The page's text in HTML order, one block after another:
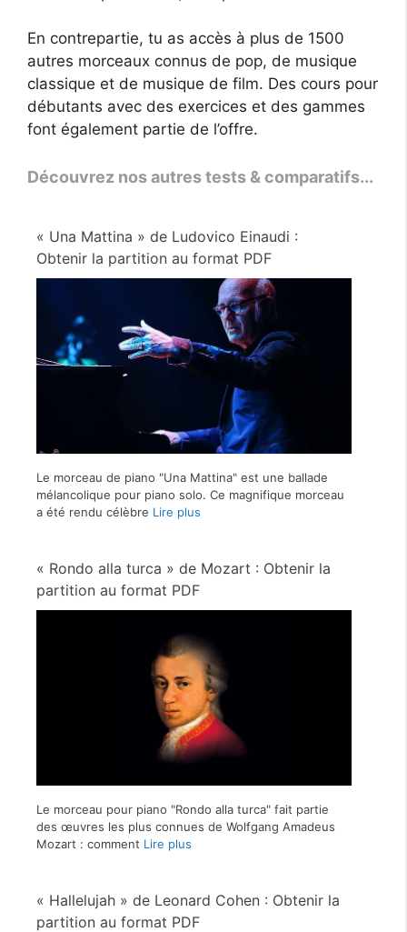
En contrepartie, tu as accès à plus de 1500
autres morceaux connus de pop, de musique
classique et de musique de film. Des cours pour
débutants avec des exercices et des gammes
font également partie de l’offre.
Découvrez nos autres tests & comparatifs...
« Una Mattina » de Ludovico Einaudi :
Obtenir la partition au format PDF
Le morceau de piano "Una Mattina" est une ballade
mélancolique pour piano solo. Ce magnifique morceau
a été rendu célèbre Lire plus
« Rondo alla turca » de Mozart : Obtenir la
partition au format PDF
Le morceau pour piano "Rondo alla turca" fait partie
des œuvres les plus connues de Wolfgang Amadeus
Mozart : comment Lire plus
« Hallelujah » de Leonard Cohen : Obtenir la
partition au format PDF